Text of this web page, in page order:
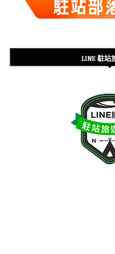
LINE 駐站